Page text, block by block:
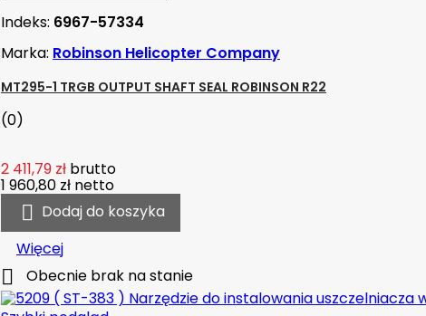
Indeks: 6967-57334
Marka: Robinson Helicopter Company
MT295-1 TRGB OUTPUT SHAFT SEAL ROBINSON R22
(0)
2 411,79 zł brutto
1 960,80 zł netto
 Dodaj do koszyka
Więcej
 Obecnie brak na stanie